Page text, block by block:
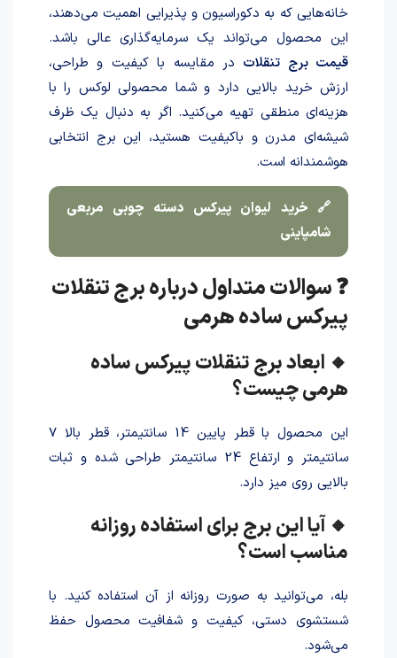
خانه‌هایی که به دکوراسیون و پذیرایی اهمیت می‌دهند،
این محصول می‌تواند یک سرمایه‌گذاری عالی باشد.
قیمت برج تنقلات در مقایسه با کیفیت و طراحی،
ارزش خرید بالایی دارد و شما محصولی لوکس را با
هزینه‌ای منطقی تهیه می‌کنید. اگر به دنبال یک ظرف
شیشه‌ای مدرن و باکیفیت هستید، این برج انتخابی
هوشمندانه است.
🔗 خرید لیوان پیرکس دسته چوبی مربعی
شامپاینی
❓ سوالات متداول درباره برج تنقلات
پیرکس ساده هرمی
🔸 ابعاد برج تنقلات پیرکس ساده
هرمی چیست؟
این محصول با قطر پایین 14 سانتیمتر، قطر بالا 7
سانتیمتر و ارتفاع 24 سانتیمتر طراحی شده و ثبات
بالایی روی میز دارد.
🔸 آیا این برج برای استفاده روزانه
مناسب است؟
بله، می‌توانید به صورت روزانه از آن استفاده کنید. با
شستشوی دستی، کیفیت و شفافیت محصول حفظ
می‌شود.